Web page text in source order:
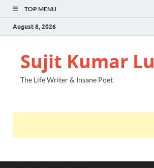
TOP MENU
August 8, 2026
Sujit Kumar
The Life Writer & Insane Poet